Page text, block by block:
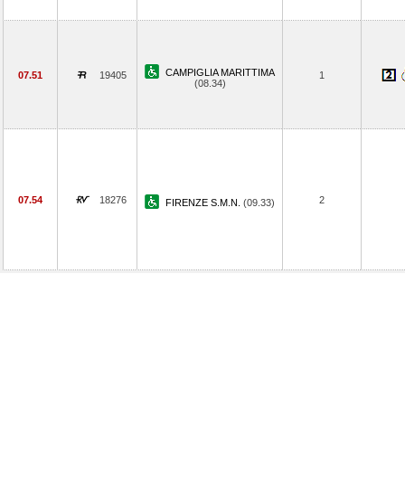
07.51 19405
CAMPIGLIA MARITTIMA
(08.34)
1
07.54 18276 FIRENZE S.M.N. (09.33) 2